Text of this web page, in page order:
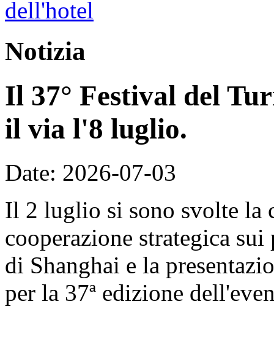
Notizia
Il 37° Festival del
il via l'8 luglio.
Date: 2026-07-03
Il 2 luglio si sono svolte la
cooperazione strategica
di Shanghai e la
per la 37ª edizione